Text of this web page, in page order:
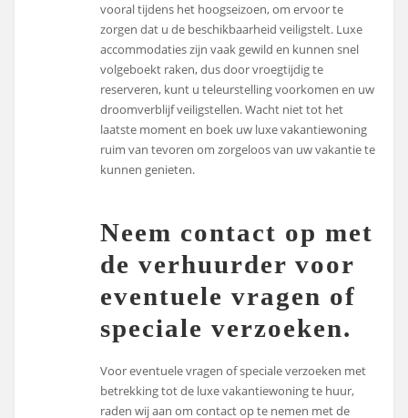
vooral tijdens het hoogseizoen, om ervoor te
zorgen dat u de beschikbaarheid veiligstelt. Luxe
accommodaties zijn vaak gewild en kunnen snel
volgeboekt raken, dus door vroegtijdig te
reserveren, kunt u teleurstelling voorkomen en uw
droomverblijf veiligstellen. Wacht niet tot het
laatste moment en boek uw luxe vakantiewoning
ruim van tevoren om zorgeloos van uw vakantie te
kunnen genieten.
Neem contact op met
de verhuurder voor
eventuele vragen of
speciale verzoeken.
Voor eventuele vragen of speciale verzoeken met
betrekking tot de luxe vakantiewoning te huur,
raden wij aan om contact op te nemen met de